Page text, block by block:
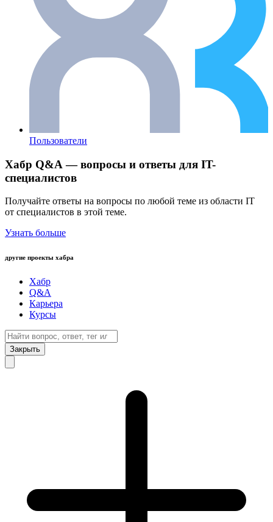
Пользователи
Хабр Q&A — вопросы и ответы для IT-
специалистов
Получайте ответы на вопросы по любой теме из области IT
от специалистов в этой теме.
Узнать больше
другие проекты хабра
Хабр
Q&A
Карьера
Курсы
Закрыть